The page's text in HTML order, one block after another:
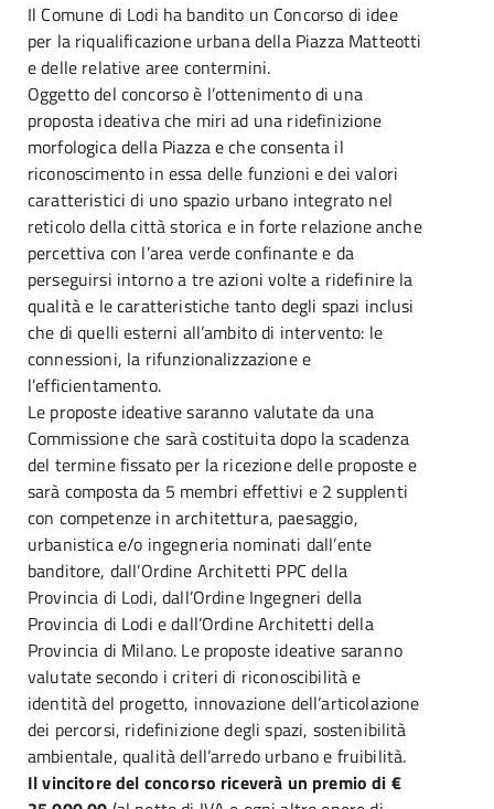
Il Comune di Lodi ha bandito un Concorso di idee
per la riqualificazione urbana della Piazza Matteotti
e delle relative aree contermini.
Oggetto del concorso è l’ottenimento di una
proposta ideativa che miri ad una ridefinizione
morfologica della Piazza e che consenta il
riconoscimento in essa delle funzioni e dei valori
caratteristici di uno spazio urbano integrato nel
reticolo della città storica e in forte relazione anche
percettiva con l’area verde confinante e da
perseguirsi intorno a tre azioni volte a ridefinire la
qualità e le caratteristiche tanto degli spazi inclusi
che di quelli esterni all’ambito di intervento: le
connessioni, la rifunzionalizzazione e
l’efficientamento.
Le proposte ideative saranno valutate da una
Commissione che sarà costituita dopo la scadenza
del termine fissato per la ricezione delle proposte e
sarà composta da 5 membri effettivi e 2 supplenti
con competenze in architettura, paesaggio,
urbanistica e/o ingegneria nominati dall’ente
banditore, dall’Ordine Architetti PPC della
Provincia di Lodi, dall’Ordine Ingegneri della
Provincia di Lodi e dall’Ordine Architetti della
Provincia di Milano. Le proposte ideative saranno
valutate secondo i criteri di riconoscibilità e
identità del progetto, innovazione dell’articolazione
dei percorsi, ridefinizione degli spazi, sostenibilità
ambientale, qualità dell’arredo urbano e fruibilità.
Il vincitore del concorso riceverà un premio di €